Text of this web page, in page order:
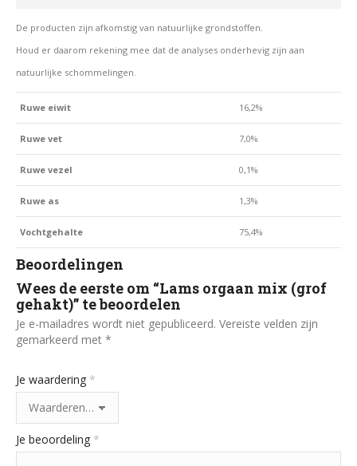
De producten zijn afkomstig van natuurlijke grondstoffen.
Houd er daarom rekening mee dat de analyses onderhevig zijn aan
natuurlijke schommelingen.
Ruwe eiwit 16,2%
Ruwe vet 7,0%
Ruwe vezel 0,1%
Ruwe as 1,3%
Vochtgehalte 75,4%
Beoordelingen
Wees de eerste om “Lams orgaan mix (grof
gehakt)” te beoordelen
Je e-mailadres wordt niet gepubliceerd. Vereiste velden zijn
gemarkeerd met *
Je waardering *
Je beoordeling *